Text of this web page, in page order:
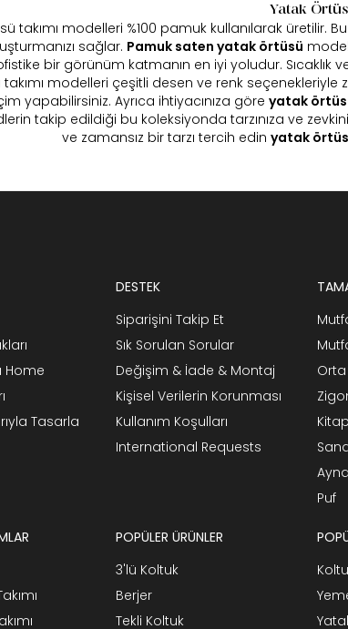
Yatak
takımı modelleri %100 pamuk kullanılarak üretilir.
sağlar. Pamuk saten yatak örtüsü
bir görünüm katmanın en iyi yoludur. Sıcaklık
modelleri çeşitli desen ve renk
yapabilirsiniz. Ayrıca ihtiyacınıza göre yatak
takip edildiği bu koleksiyonda tarzınıza ve
ve zamansız bir tarzı tercih edin yatak
Home
Tasarla
DESTEK
Siparişini Takip Et
Sık Sorulan Sorular
Değişim & İade & Montaj
Kişisel Verilerin Korunması
Kullanım Koşulları
International Requests
Ayna
Puf
POPÜLER ÜRÜNLER
3'lü Koltuk
Berjer
Tekli Koltuk